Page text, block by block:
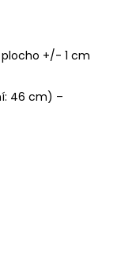
+/- 1 cm
46 cm) –